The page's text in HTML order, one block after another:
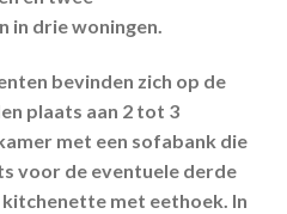
in drie woningen.
bevinden zich op de
plaats aan 2 tot 3
met een sofabank die
voor de eventuele derde
kitchenette met eethoek. In